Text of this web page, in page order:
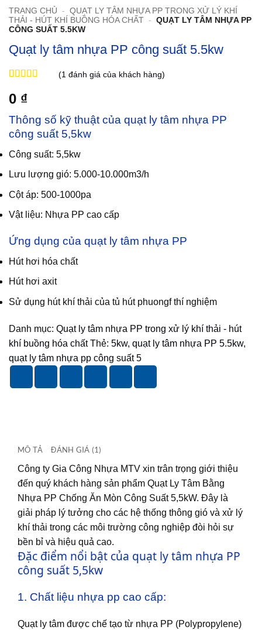
TRANG CHỦ -
QUẠT LY TÂM NHỰA PP TRONG XỬ LÝ KHÍ
THẢI - HÚT KHÍ BUỒNG HÓA CHẤT -
QUẠT LY TÂM NHỰA PP
CÔNG SUẤT 5.5KW
Quạt ly tâm nhựa PP công suất 5.5kw
trênđánh
giá
(1 đánh giá của khách hàng)
0 ₫
Thông số kỹ thuật của quạt ly tâm nhựa PP
công suất 5,5kw
Công suất: 5,5kw
Lưu lượng gió: 5.000-10.000m3/h
Cột áp: 500-1000pa
Vật liệu: Nhựa PP cao cấp
Ứng dụng của quạt ly tâm nhựa PP
Hút hơi hóa chất
Hút hơi axit
Sử dụng hút khí thải của tủ hút phuongf thí nghiệm
Danh mục: Quạt ly tâm nhựa PP trong xử lý khí thải - hút
khí buồng hóa chất Thẻ: 5kw, quạt ly tâm nhựa PP 5.5kw,
quạt ly tâm nhựa pp công suất 5
MÔ TẢ ĐÁNH GIÁ (1)
Công ty Gia Công Nhựa MTV xin trân trọng giới thiệu
đến quý khách hàng sản phẩm Quạt Ly Tâm Bằng
Nhựa PP Chống Ăn Mòn Công Suất 5,5kW. Đây là
giải pháp lý tưởng cho các hệ thống thông gió và xử lý
khí thải trong các môi trường công nghiệp đòi hỏi sự
bền bỉ và hiệu quả cao.
Đặc điểm nổi bật của quạt ly tâm nhựa PP
công suất 5,5kw
1. Chất liệu nhựa pp cao cấp:
Quạt ly tâm được chế tạo từ nhựa PP (Polypropylene)